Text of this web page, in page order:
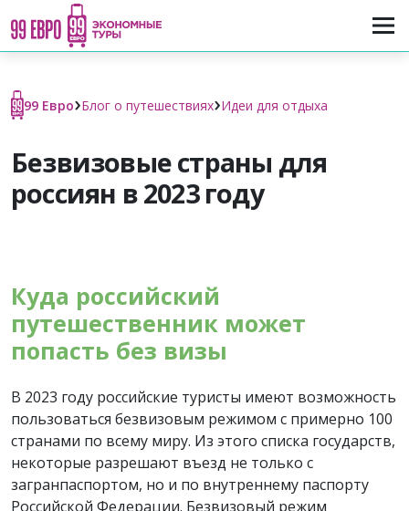
99 Евро›Блог о путешествиях›Идеи для отдыха
Безвизовые страны для
россиян в 2023 году
Куда российский
путешественник может
попасть без визы
В 2023 году российские туристы имеют возможность
пользоваться безвизовым режимом с примерно 100
странами по всему миру. Из этого списка государств,
некоторые разрешают въезд не только с
загранпаспортом, но и по внутреннему паспорту
Российской Федерации. Безвизовый режим